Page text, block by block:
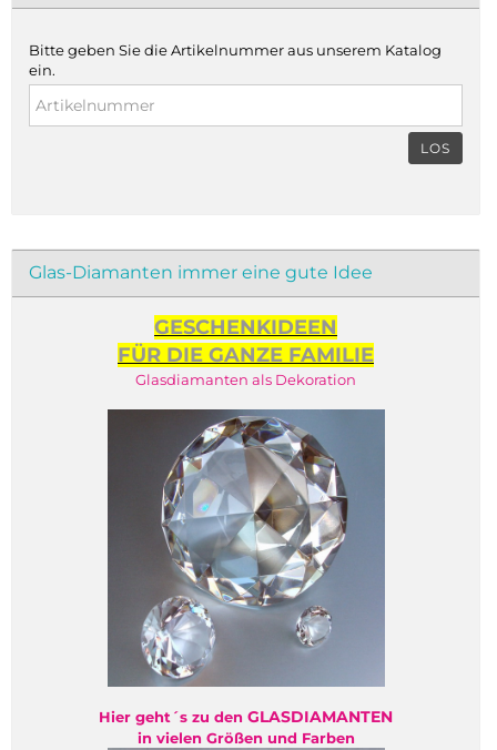
Bitte geben Sie die Artikelnummer aus unserem Katalog
ein.
LOS
Glas-Diamanten immer eine gute Idee
GESCHENKIDEEN
FÜR DIE GANZE FAMILIE
Glasdiamanten als Dekoration
Hier geht´s zu den GLASDIAMANTEN
in vielen Größen und Farben